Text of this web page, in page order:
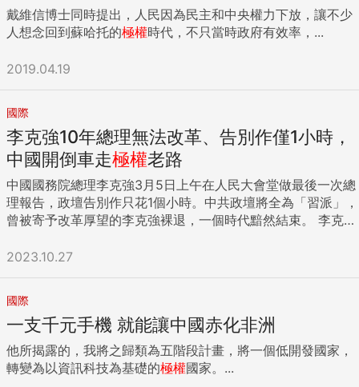
戴維信博士同時提出，人民因為民主和中央權力下放，讓不少
人想念回到蘇哈托的極權時代，不只當時政府有效率，...
2019.04.19
國際
李克強10年總理無法改革、告別作僅1小時，
中國開倒車走極權老路
中國國務院總理李克強3月5日上午在人民大會堂做最後一次總
理報告，政壇告別作只花1個小時。中共政壇將全為「習派」，
曾被寄予改革厚望的李克強裸退，一個時代黯然結束。 李克強
濟，但中共總書記習近平上任10年以來，以往的「集體領導」
透過2個小組—中央財經領導小組與中央全面深化改革委員會
（深改委），把傳統上被認為是總理的經濟大權奪去，令國務
院僅是一個聽令辦事機構。 在強人政治之下，李克強難以實踐
中國經濟轉型，這是未盡之業。在他上任之初，曾經一時為人
樂道的「李克強經濟學」，即不推出刺激措施、去槓桿化以及
2023.10.27
國際
一支千元手機 就能讓中國赤化非洲
他所揭露的，我將之歸類為五階段計畫，將一個低開發國家，
轉變為以資訊科技為基礎的極權國家。...